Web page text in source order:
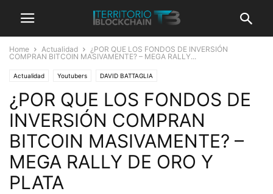
Home Actualidad
¿POR QUE LOS FONDOS DE INVERSIÓN
COMPRAN BITCOIN MASIVAMENTE? – MEGA RALLY...
Actualidad Youtubers DAVID BATTAGLIA
¿POR QUE LOS FONDOS DE
INVERSIÓN COMPRAN
BITCOIN MASIVAMENTE? –
MEGA RALLY DE ORO Y
PLATA